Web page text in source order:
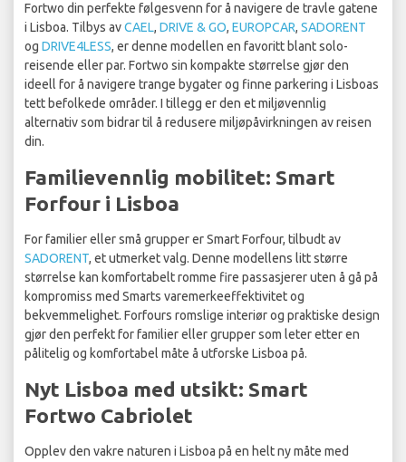
Fortwo din perfekte følgesvenn for å navigere de travle gatene
i Lisboa. Tilbys avCAEL, DRIVE & GO, EUROPCAR, SADORENT
og DRIVE4LESS, er denne modellen en favoritt blant solo-
reisende eller par. Fortwo sin kompakte størrelse gjør den
ideell for å navigere trange bygater og finne parkering i Lisboas
tett befolkede områder. I tillegg er den et miljøvennlig
alternativ som bidrar til å redusere miljøpåvirkningen av reisen
din.
Familievennlig mobilitet: Smart
Forfour i Lisboa
For familier eller små grupper er Smart Forfour, tilbudt av
SADORENT, et utmerket valg. Denne modellens litt større
størrelse kan komfortabelt romme fire passasjerer uten å gå på
kompromiss med Smarts varemerkeeffektivitet og
bekvemmelighet. Forfours romslige interiør og praktiske design
gjør den perfekt for familier eller grupper som leter etter en
pålitelig og komfortabel måte å utforske Lisboa på.
Nyt Lisboa med utsikt: Smart
Fortwo Cabriolet
Opplev den vakre naturen i Lisboa på en helt ny måte med